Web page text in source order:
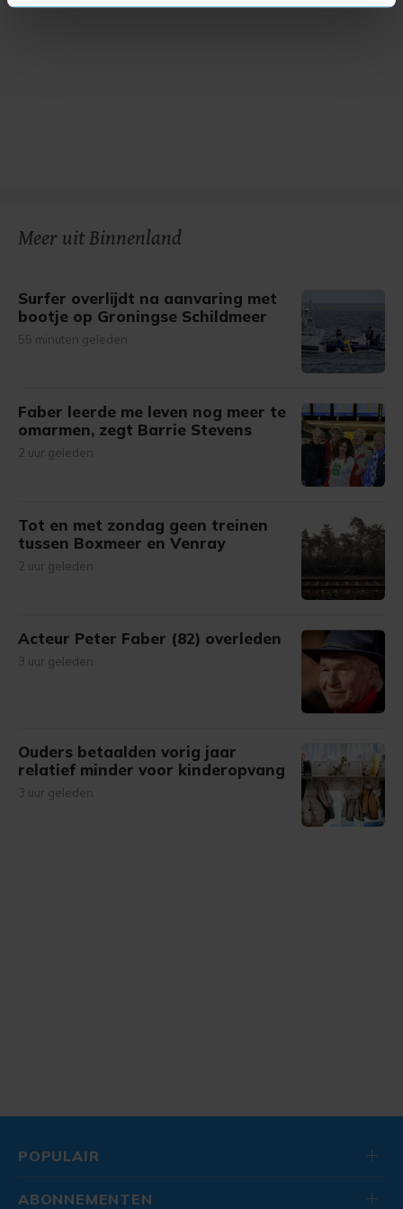
U kunt uw toestemming op elk moment wijzigen of
Meer uit Binnenland
Surfer overlijdt na aanvaring met
bootje op Groningse Schildmeer
55 minuten geleden
Faber leerde me leven nog meer te
omarmen, zegt Barrie Stevens
2 uur geleden
Tot en met zondag geen treinen
tussen Boxmeer en Venray
2 uur geleden
Acteur Peter Faber (82) overleden
3 uur geleden
Ouders betaalden vorig jaar
relatief minder voor kinderopvang
3 uur geleden
POPULAIR
ABONNEMENTEN